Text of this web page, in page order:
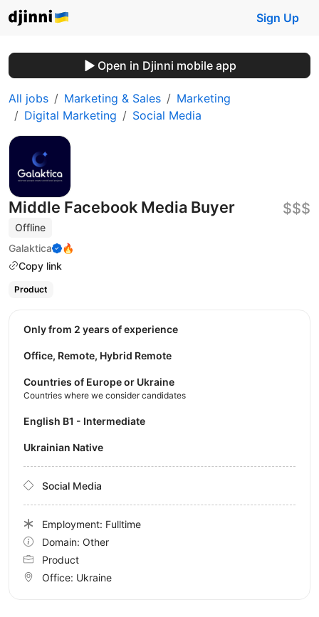
Sign Up
Open in Djinni mobile app
All jobs Marketing & Sales
Marketing
Digital Marketing
Social Media
Middle Facebook Media Buyer
Offline
Galaktica
🔥
Copy link
$$$
Product
Only from 2 years of experience
Office, Remote, Hybrid Remote
Countries of Europe or Ukraine
Countries where we consider candidates
English B1 - Intermediate
Ukrainian Native
Social Media
Employment: Fulltime
Domain: Other
Product
Office: Ukraine